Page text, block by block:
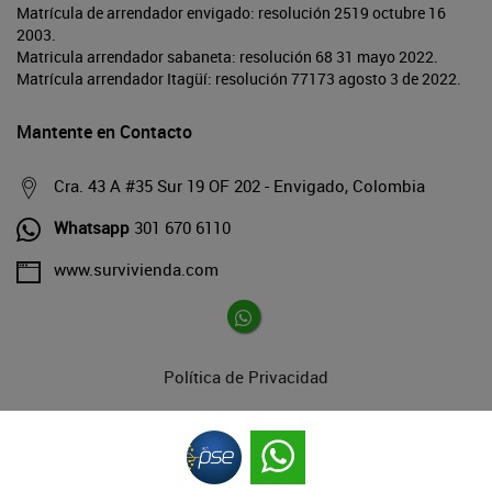
Matrícula de arrendador envigado: resolución 2519 octubre 16
2003.
Matricula arrendador sabaneta: resolución 68 31 mayo 2022.
Matrícula arrendador Itagüí: resolución 77173 agosto 3 de 2022.
Mantente en Contacto
Cra. 43 A #35 Sur 19 OF 202 - Envigado, Colombia
Whatsapp 301 670 6110
www.survivienda.com
Política de Privacidad